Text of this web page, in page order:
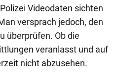
Videodaten sichten
versprach jedoch, den
überprüfen. Ob die
veranlasst und auf
nicht abzusehen.